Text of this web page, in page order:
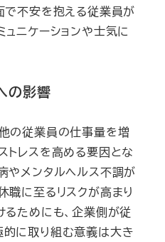
で不安を抱える従業員が
ニケーションや士気に
の影響
の従業員の仕事量を増
トレスを高める要因とな
やメンタルヘルス不調が
職に至るリスクが高まり
るためにも、企業側が従
に取り組む意義は大き